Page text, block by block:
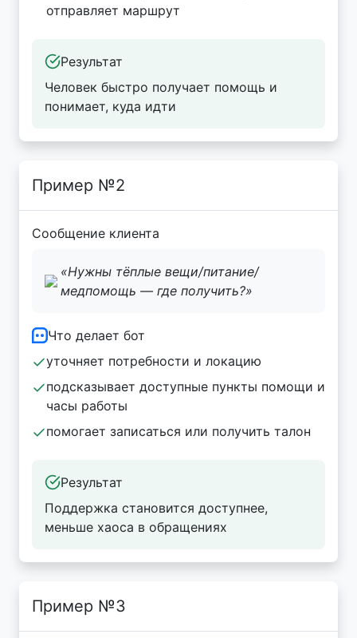
отправляет маршрут
Результат
Человек быстро получает помощь и
понимает, куда идти
Пример №2
Сообщение клиента
«Нужны тёплые вещи/питание/
медпомощь — где получить?»
Что делает бот
уточняет потребности и локацию
подсказывает доступные пункты помощи и
часы работы
помогает записаться или получить талон
Результат
Поддержка становится доступнее,
меньше хаоса в обращениях
Пример №3